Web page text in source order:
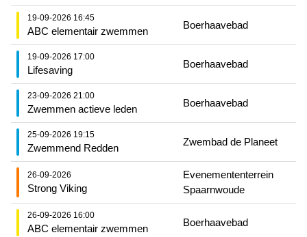
19-09-2026 16:45
ABC elementair zwemmen
Boerhaavebad
19-09-2026 17:00
Lifesaving
Boerhaavebad
23-09-2026 21:00
Zwemmen actieve leden
Boerhaavebad
25-09-2026 19:15
Zwemmend Redden
Zwembad de Planeet
26-09-2026
Strong Viking
Evenemententerrein
Spaarnwoude
26-09-2026 16:00
ABC elementair zwemmen
Boerhaavebad